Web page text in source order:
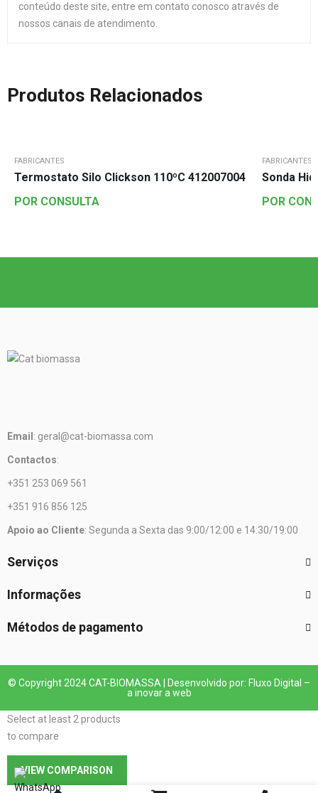
conteúdo deste site, entre em contato conosco através de
nossos canais de atendimento.
Produtos Relacionados
FABRICANTES
Termostato Silo Clickson 110ºC 412007004
POR CONSULTA
FABRICANTES
Sonda
POR
Email : geral@cat-biomassa.com
Contactos:
+351 253 069 561
+351 916 856 125
Apoio ao Cliente: Segunda a Sexta das 9:00/12:00 e 14:30/19:00
Serviços
Informações
Métodos de pagamento
© Copyright 2024 CAT-BIOMASSA | Desenvolvido por: Fluxo Digital –
a inovar a web
Select at least 2 products
to compare
VIEW COMPARISON